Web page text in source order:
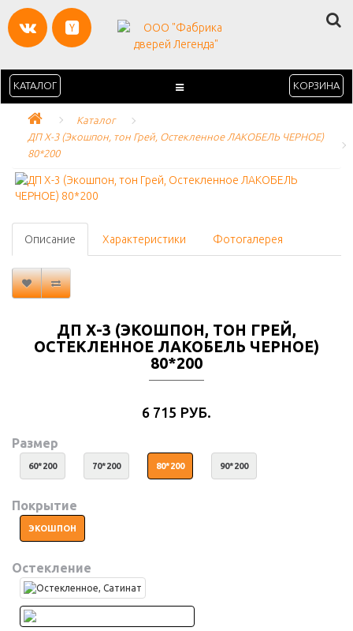
КАТАЛОГ КОРЗИНА
Каталог
ДП Х-3 (Экошпон, тон Грей, Остекленное ЛАКОБЕЛЬ ЧЕРНОЕ)
80*200
Описание Характеристики Фотогалерея
ДП Х-3 (ЭКОШПОН, ТОН ГРЕЙ,
ОСТЕКЛЕННОЕ ЛАКОБЕЛЬ ЧЕРНОЕ)
80*200
6 715 РУБ.
Размер
60*200 70*200 80*200 90*200
Покрытие
ЭКОШПОН
Остекление